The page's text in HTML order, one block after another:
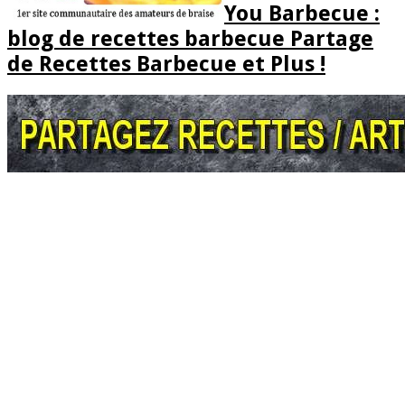
You Barbecue :
blog de recettes barbecue Partage
de Recettes Barbecue et Plus !